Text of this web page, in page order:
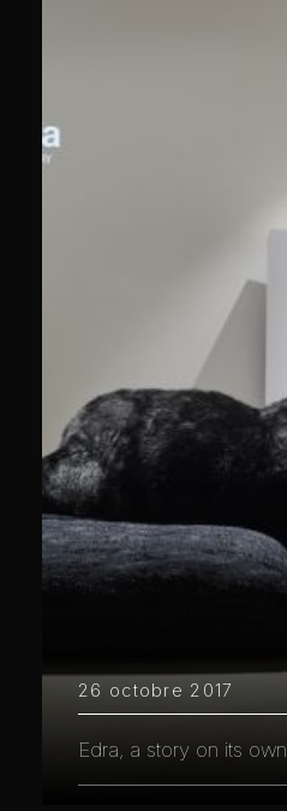
26 octobre 2017
Edra, a story on its own